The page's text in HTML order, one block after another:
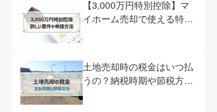
【3,000万円特別控除】マ
イホーム売却で使える特例
土地売却時の税金はいつ払
うの？納税時期や節税方
法、特例を解説